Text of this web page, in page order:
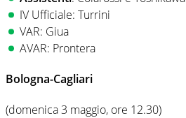
IV Ufficiale: Turrini
VAR: Giua
AVAR: Prontera
Bologna-Cagliari
(domenica 3 maggio, ore 12.30)